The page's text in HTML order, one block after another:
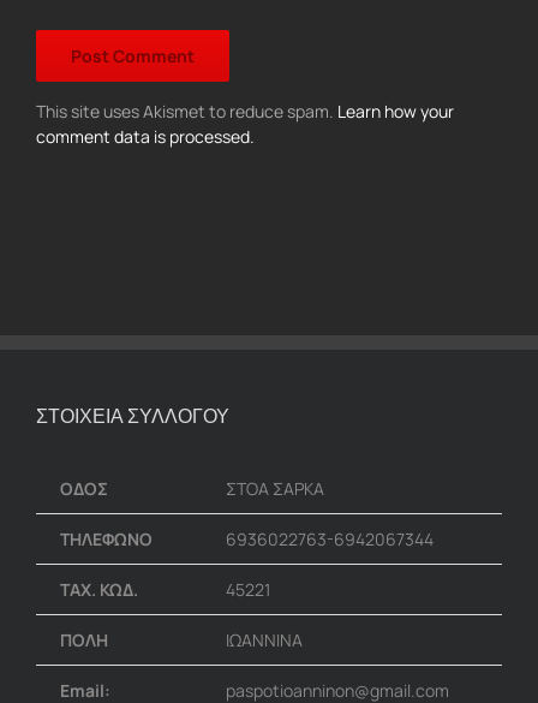
This site uses Akismet to reduce spam. Learn how your
comment data is processed.
ΣΤΟΙΧΕΙΑ ΣΥΛΛΟΓΟΥ
ΟΔΟΣ ΣΤΟΑ ΣΑΡΚΑ
ΤΗΛΕΦΩΝΟ 6936022763-6942067344
ΤΑΧ. ΚΩΔ. 45221
ΠΟΛΗ ΙΩΑΝΝΙΝΑ
Email: paspotioanninon@gmail.com